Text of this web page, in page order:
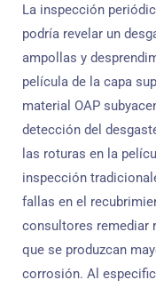
La inspección
podría revelar un
ampollas y
película de la capa
material OAP
detección del
las roturas en la
inspección
fallas en el
consultores remediar
que se produzcan
corrosión. Al